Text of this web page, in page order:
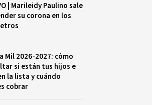
| Marileidy Paulino sale
su corona en los
Mil 2026-2027: cómo
si están tus hijos e
la lista y cuándo
cobrar